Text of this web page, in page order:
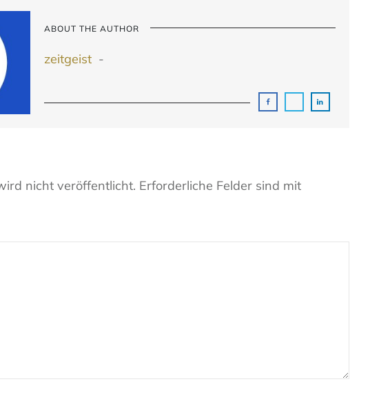
ABOUT THE AUTHOR
zeitgeist-
nicht veröffentlicht. Erforderliche Felder sind mit